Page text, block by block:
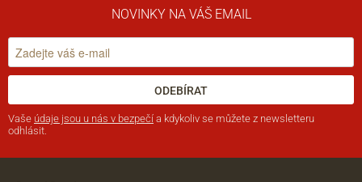
NOVINKY NA VÁŠ EMAIL
ODEBÍRAT
Vaše údaje jsou u nás v bezpečí a kdykoliv se můžete z newsletteru
odhlásit.